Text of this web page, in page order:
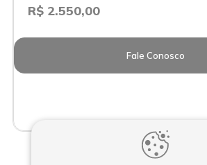
R$ 2.550,00
Fale Conosco